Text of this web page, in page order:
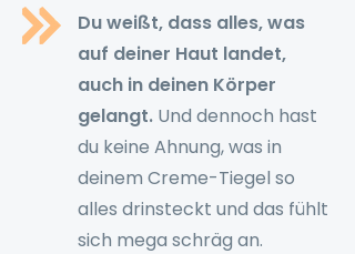
Du weißt, dass alles, was
auf deiner Haut landet,
auch in deinen Körper
gelangt. Und dennoch hast
du keine Ahnung, was in
deinem Creme-Tiegel so
alles drinsteckt und das fühlt
sich mega schräg an.